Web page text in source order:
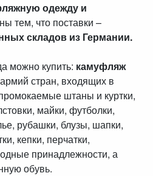
одежду и
тем, что поставки –
складов из Германии.
можно купить: камуфляж
армий стран, входящих в
штаны и куртки,
майки, футболки,
рубашки, блузы, шапки,
кепки, перчатки,
принадлежности, а
обувь.